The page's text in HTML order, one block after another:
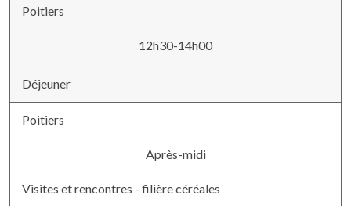
Poitiers
12h30-14h00
Déjeuner
Poitiers
Après-midi
Visites et rencontres - filière céréales